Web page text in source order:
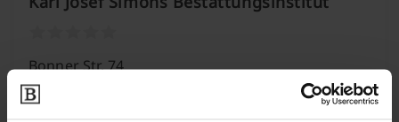
Bonner Str. 74
53501 Grafschaft